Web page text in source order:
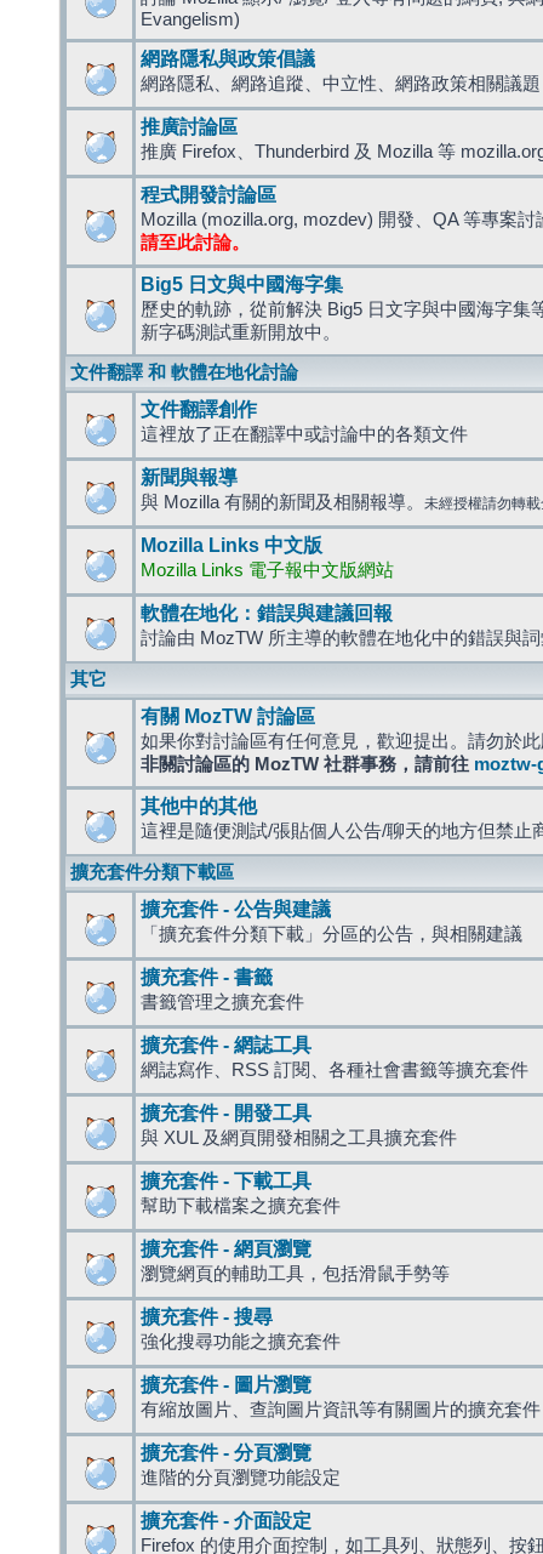
Evangelism)
網路隱私與政策倡議
網路隱私、網路追蹤、中立性、網路政策相關議題
推廣討論區
推廣 Firefox、Thunderbird 及 Mozilla 等
程式開發討論區
Mozilla (mozilla.org, mozdev) 開發、QA 等專案討
請至此討論。
Big5 日文與中國海字集
歷史的軌跡，從前解決 Big5 日文字與中國海字集
新字碼測試重新開放中。
文件翻譯 和 軟體在地化討論
文件翻譯創作
這裡放了正在翻譯中或討論中的各類文件
新聞與報導
與 Mozilla 有關的新聞及相關報導。 未經授權請勿轉
Mozilla Links 中文版
Mozilla Links 電子報中文版網站
軟體在地化：錯誤與建議回報
討論由 MozTW 所主導的軟體在地化中的錯誤與
其它
有關 MozTW 討論區
如果你對討論區有任何意見，歡迎提出。請勿於
非關討論區的 MozTW 社群事務，請前往 moztw-
其他中的其他
這裡是隨便測試/張貼個人公告/聊天的地方但禁止
擴充套件分類下載區
擴充套件 - 公告與建議
「擴充套件分類下載」分區的公告，與相關建議
擴充套件 - 書籤
書籤管理之擴充套件
擴充套件 - 網誌工具
網誌寫作、RSS 訂閱、各種社會書籤等擴充套件
擴充套件 - 開發工具
與 XUL 及網頁開發相關之工具擴充套件
擴充套件 - 下載工具
幫助下載檔案之擴充套件
擴充套件 - 網頁瀏覽
瀏覽網頁的輔助工具，包括滑鼠手勢等
擴充套件 - 搜尋
強化搜尋功能之擴充套件
擴充套件 - 圖片瀏覽
有縮放圖片、查詢圖片資訊等有關圖片的擴充套件
擴充套件 - 分頁瀏覽
進階的分頁瀏覽功能設定
擴充套件 - 介面設定
Firefox 的使用介面控制，如工具列、狀態列、按